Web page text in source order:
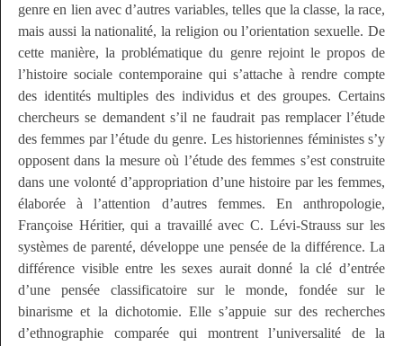
genre en lien avec d’autres variables, telles que la classe, la race,
mais aussi la nationalité, la religion ou l’orientation sexuelle. De
cette manière, la problématique du genre rejoint le propos de
l’histoire sociale contemporaine qui s’attache à rendre compte
des identités multiples des individus et des groupes. Certains
chercheurs se demandent s’il ne faudrait pas remplacer l’étude
des femmes par l’étude du genre. Les historiennes féministes s’y
opposent dans la mesure où l’étude des femmes s’est construite
dans une volonté d’appropriation d’une histoire par les femmes,
élaborée à l’attention d’autres femmes. En anthropologie,
Françoise Héritier, qui a travaillé avec C. Lévi-Strauss sur les
systèmes de parenté, développe une pensée de la différence. La
différence visible entre les sexes aurait donné la clé d’entrée
d’une pensée classificatoire sur le monde, fondée sur le
binarisme et la dichotomie. Elle s’appuie sur des recherches
d’ethnographie comparée qui montrent l’universalité de la